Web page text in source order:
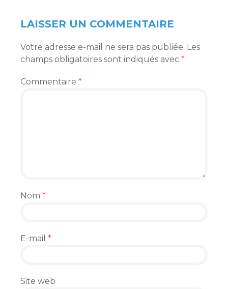
LAISSER UN COMMENTAIRE
Votre adresse e-mail ne sera pas publiée. Les
champs obligatoires sont indiqués avec *
Commentaire *
Nom *
E-mail *
Site web